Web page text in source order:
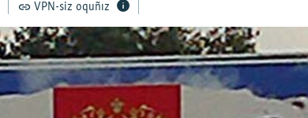
VPN-siz oquñız